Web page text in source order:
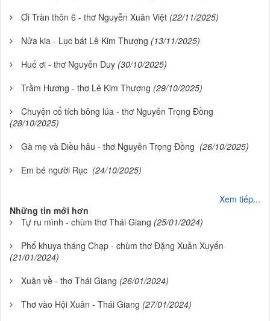
Ơi Tràn thôn 6 - thơ Nguyễn Xuân Việt (22/11/2025)
Nửa kia - Lục bát Lê Kim Thượng (13/11/2025)
Huế ơi - thơ Nguyễn Duy (30/10/2025)
Trầm Hương - thơ Lê Kim Thượng (29/10/2025)
Chuyện cổ tích bông lúa - thơ Nguyễn Trọng Đồng
(28/10/2025)
Gà mẹ và Diều hâu - thơ Nguyễn Trọng Đồng (26/10/2025)
Em bé người Rục (24/10/2025)
Xem tiếp...
Những tin mới hơn
Tự ru mình - chùm thơ Thái Giang (25/01/2024)
Phố khuya tháng Chạp - chùm thơ Đặng Xuân Xuyến
(21/01/2024)
Xuân về - thơ Thái Giang (26/01/2024)
Thơ vào Hội Xuân - Thái Giang (27/01/2024)